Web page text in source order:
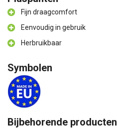
Fijn draagcomfort
Eenvoudig in gebruik
Herbruikbaar
Symbolen
Bijbehorende producten